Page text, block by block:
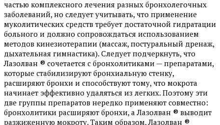
частью комплексного лечения разных бронхолегочных
заболеваний, но следует учитывать, что применение
муколитических средств требует достаточной гидратации
больного и должно сопровождаться использованием
методов кинезиотерапии (массаж, постуральный дренаж,
дыхательная гимнастика). Следует подчеркнуть, что
Лазолван ® сочетается с бронхолитиками — препаратами,
которые стабилизируют бронхиальную стенку,
расширяют бронхи и способствуют тому, что мокрота
начинает эффективно удаляться из легких. Поэтому эти
две группы препаратов нередко применяют совместно:
бронхолитики расширяют бронхи, а Лазолван ® выводит
разжиженную мокроту. Таким образом, Лазолван ®